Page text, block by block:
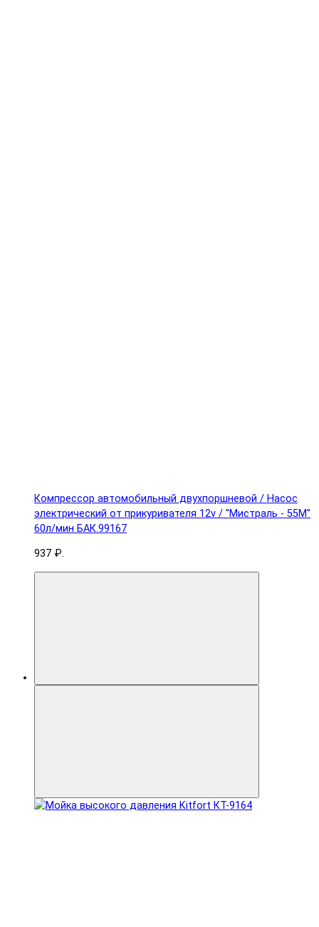
Компрессор автомобильный двухпоршневой / Насос
электрический от прикуривателя 12v / "Мистраль - 55М"
60л/мин БАК.99167
937 ₽.